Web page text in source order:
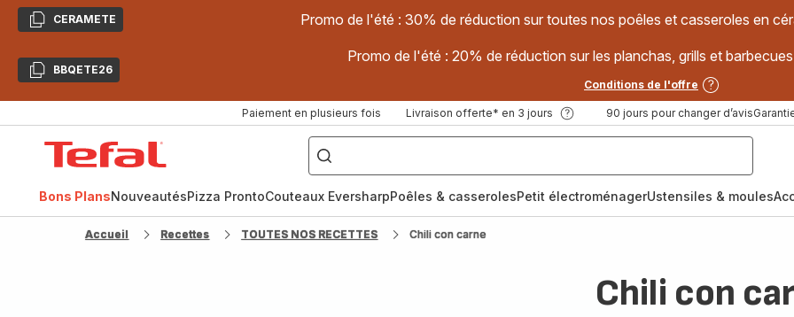
CopierCERAMETE Promo de l'été : 30% de réduction sur toutes nos poêles et casseroles en
CopierBBQETE26
Promo de l'été : 20% de réduction sur les planchas, grills et
Conditions de l'offre
Paiement en plusieurs fois Livraison offerte* en 3 jours 90 jours pour changer d’avis
["Poêles
inox,
Cake
Factory,
Bons PlansNouveautésPizza ProntoCouteaux EversharpPoêles & casserolesPetit électroménagerUstensiles & moules
Accueil Recettes TOUTES NOS RECETTES Chili con carne
Chili con